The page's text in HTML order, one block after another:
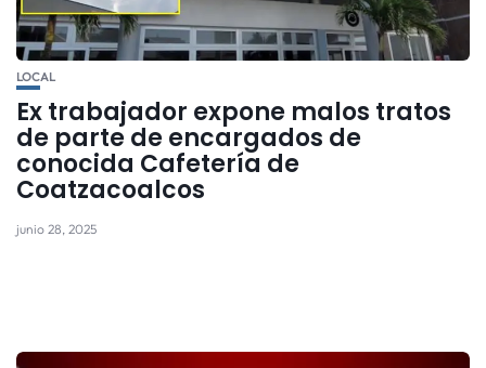
LOCAL
Ex trabajador expone malos tratos
de parte de encargados de
conocida Cafetería de
Coatzacoalcos
junio 28, 2025